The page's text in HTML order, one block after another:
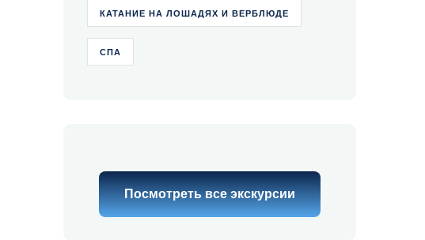
КАТАНИЕ НА ЛОШАДЯХ И ВЕРБЛЮДЕ
СПА
Посмотреть все экскурсии